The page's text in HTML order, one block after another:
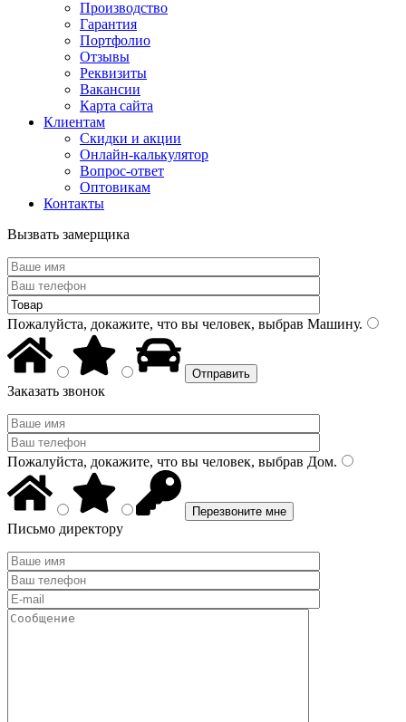
Производство
Гарантия
Портфолио
Отзывы
Реквизиты
Вакансии
Карта сайта
Клиентам
Скидки и акции
Онлайн-калькулятор
Вопрос-ответ
Оптовикам
Контакты
Вызвать замерщика
Пожалуйста, докажите, что вы человек, выбрав Машину.
Заказать звонок
Пожалуйста, докажите, что вы человек, выбрав Дом.
Письмо директору